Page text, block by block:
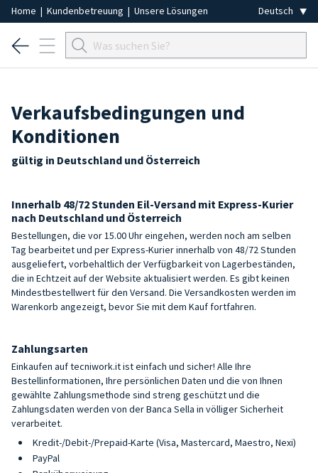
Home | Kundenbetreuung | Unsere Lösungen
Verkaufsbedingungen und
Konditionen
gültig in Deutschland und Österreich
Innerhalb 48/72 Stunden Eil-Versand mit Express-Kurier
nach Deutschland und Österreich
Bestellungen, die vor 15.00 Uhr eingehen, werden noch am selben
Tag bearbeitet und per Express-Kurier innerhalb von 48/72 Stunden
ausgeliefert, vorbehaltlich der Verfügbarkeit von Lagerbeständen,
die in Echtzeit auf der Website aktualisiert werden. Es gibt keinen
Mindestbestellwert für den Versand. Die Versandkosten werden im
Warenkorb angezeigt, bevor Sie mit dem Kauf fortfahren.
Zahlungsarten
Einkaufen auf tecniwork.it ist einfach und sicher! Alle Ihre
Bestellinformationen, Ihre persönlichen Daten und die von Ihnen
gewählte Zahlungsmethode sind streng geschützt und die
Zahlungsdaten werden von der Banca Sella in völliger Sicherheit
verarbeitet.
Kredit-/Debit-/Prepaid-Karte (Visa, Mastercard, Maestro, Nexi)
PayPal